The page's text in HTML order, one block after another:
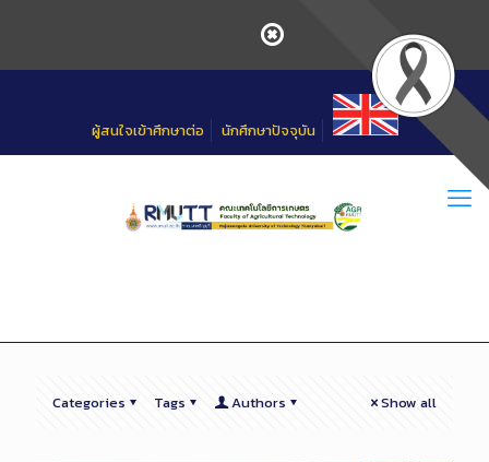
ผู้สนใจเข้าศึกษาต่อ นักศึกษาปัจจุบัน
Categories Tags Authors Show all